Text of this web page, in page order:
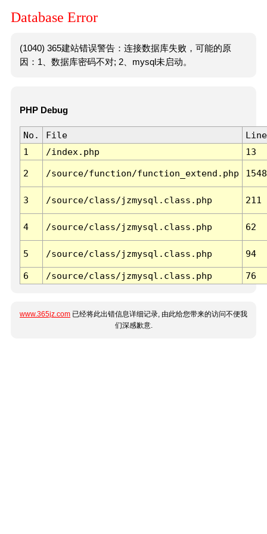
Database Error
(1040) 365建站错误警告：连接数据库失败，可能的原
因：1、数据库密码不对; 2、mysql未启动。
PHP Debug
No. File
Line
1
/index.php 13
2 /source/function/function_extend.php 1548
3 /source/class/jzmysql.class.php 211
4 /source/class/jzmysql.class.php 62
5 /source/class/jzmysql.class.php 94
6 /source/class/jzmysql.class.php 76
www.365jz.com 已经将此出错信息详细记录, 由此给您带来的访问不便我
们深感歉意.